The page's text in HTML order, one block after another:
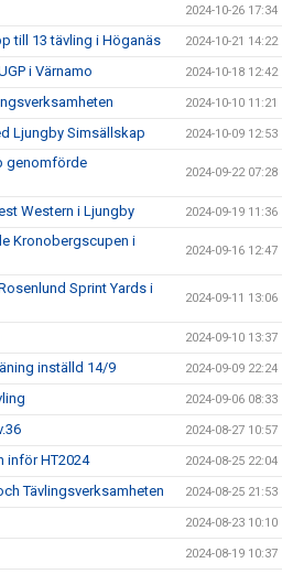
2024-10-26 17:34
till 13 tävling i Höganäs 2024-10-21 14:22
i Värnamo 2024-10-18 12:42
2024-10-10 11:21
Ljungby Simsällskap 2024-10-09 12:53
genomförde
2024-09-22 07:28
Western i Ljungby 2024-09-19 11:36
Kronobergscupen i
2024-09-16 12:47
Sprint Yards i
2024-09-11 13:06
2024-09-10 13:37
inställd 14/9 2024-09-09 22:24
2024-09-06 08:33
2024-08-27 10:57
inför HT2024 2024-08-25 22:04
Tävlingsverksamheten 2024-08-25 21:53
2024-08-23 10:10
2024-08-19 10:37